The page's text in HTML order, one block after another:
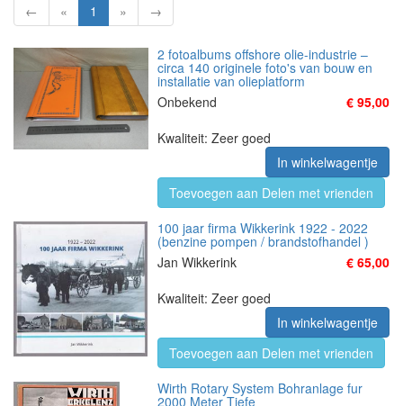
← « 1 » →
2 fotoalbums offshore olie-industrie –
circa 140 originele foto's van bouw en
installatie van olieplatform
Onbekend
€ 95,00
Kwaliteit: Zeer goed
In winkelwagentje
Toevoegen aan Delen met vrienden
100 jaar firma Wikkerink 1922 - 2022
(benzine pompen / brandstofhandel )
Jan Wikkerink
€ 65,00
Kwaliteit: Zeer goed
In winkelwagentje
Toevoegen aan Delen met vrienden
Wirth Rotary System Bohranlage fur
2000 Meter Tiefe